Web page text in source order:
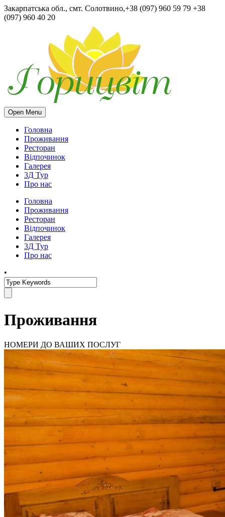
Закарпатська обл., смт. Солотвино,+38 (097) 960 59 79 +38
(097) 960 40 20
Open Menu
Головна
Проживання
Ресторан
Відпочинок
Галерея
3Д Тур
Про нас
Головна
Проживання
Ресторан
Відпочинок
Галерея
3Д Тур
Про нас
•
Проживання
НОМЕРИ ДО ВАШИХ ПОСЛУГ